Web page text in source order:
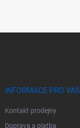
INFORMACE PRO VÁS
Kontakt prodejny
Doprava a platba